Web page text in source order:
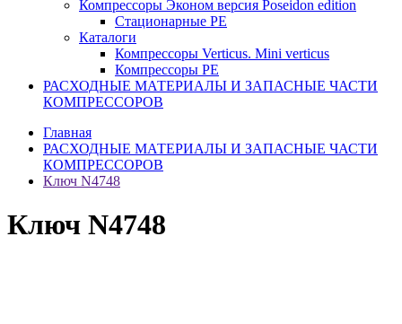
Компрессоры Эконом версия Poseidon edition
Стационарные PE
Каталоги
Компрессоры Verticus. Mini verticus
Компрессоры PE
РАСХОДНЫЕ МАТЕРИАЛЫ И ЗАПАСНЫЕ ЧАСТИ
КОМПРЕССОРОВ
Главная
РАСХОДНЫЕ МАТЕРИАЛЫ И ЗАПАСНЫЕ ЧАСТИ
КОМПРЕССОРОВ
Ключ N4748
Ключ N4748